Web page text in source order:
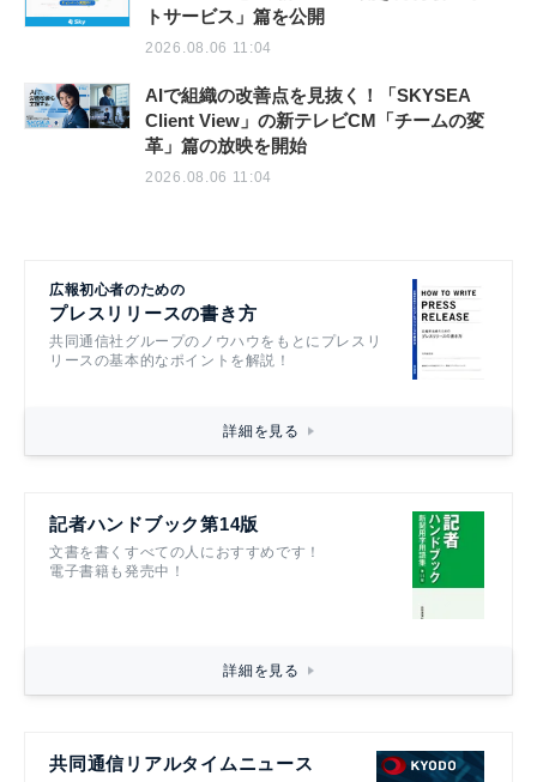
トサービス」篇を公開
2026.08.06 11:04
AIで組織の改善点を見抜く！「SKYSEA
Client View」の新テレビCM「チームの変
革」篇の放映を開始
2026.08.06 11:04
広報初心者のための
プレスリリースの書き方
共同通信社グループのノウハウをもとにプレスリ
リースの基本的なポイントを解説！
詳細を見る
記者ハンドブック第14版
文書を書くすべての人におすすめです！
電子書籍も発売中！
詳細を見る
共同通信リアルタイムニュース